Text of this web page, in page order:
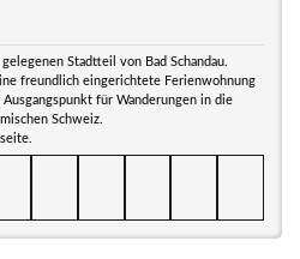
Stadtteil von Bad Schandau.
freundlich eingerichtete Ferienwohnung
für Wanderungen in die
Schweiz.